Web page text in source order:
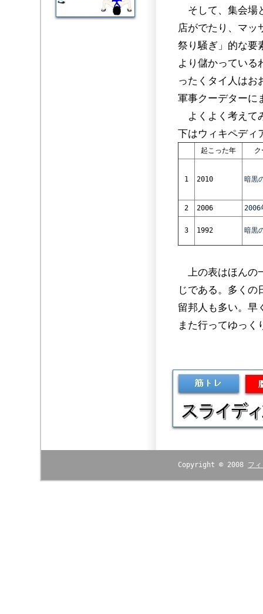
そして、集会場
店がでたり、マッ
祭り騒ぎ」的な要
より儲かっている
ったくタイ人はお
軍事クーデターに
よくよく考えて
下はウィキペディ
起こった年 ク
1 2010 暗黒
2 2006 2006
3 1992 暗黒
上の表はほんの
じである。多くの
留邦人も多い。早
また行ってゆっく
Copyright © 2008 フ